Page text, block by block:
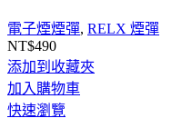
電子煙煙彈, RELX 煙彈
NT$490
添加到收藏夾
加入購物車
快速瀏覽